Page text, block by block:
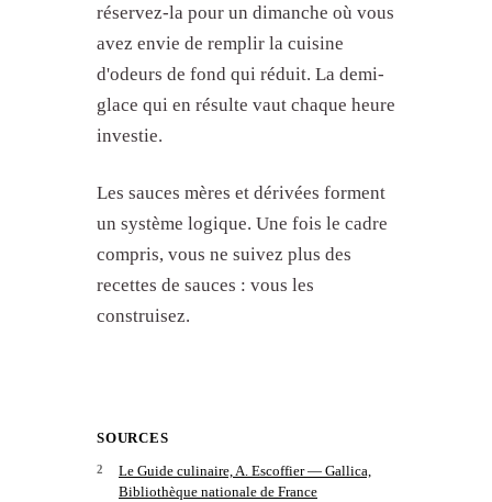
réservez-la pour un dimanche où vous
avez envie de remplir la cuisine
d'odeurs de fond qui réduit. La demi-
glace qui en résulte vaut chaque heure
investie.
Les sauces mères et dérivées forment
un système logique. Une fois le cadre
compris, vous ne suivez plus des
recettes de sauces : vous les
construisez.
SOURCES
Le Guide culinaire, A. Escoffier — Gallica,
Bibliothèque nationale de France